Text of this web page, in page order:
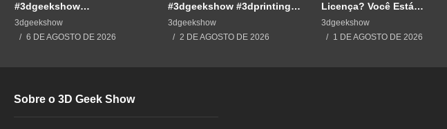
#3dgeekshow
#impressão3d #3dprint
#3dprinting #impresion3d
3dgeekshow
6 DE AGOSTO DE 2026
#3dgeekshow #3dprinting
#3dprint #impressão3d
#impresion3d
3dgeekshow
2 DE AGOSTO DE 2026
Licença? Você Está
Cometendo um Erro GRAVE
3dgeekshow
1 DE AGOSTO DE 2026
Sobre o 3D Geek Show